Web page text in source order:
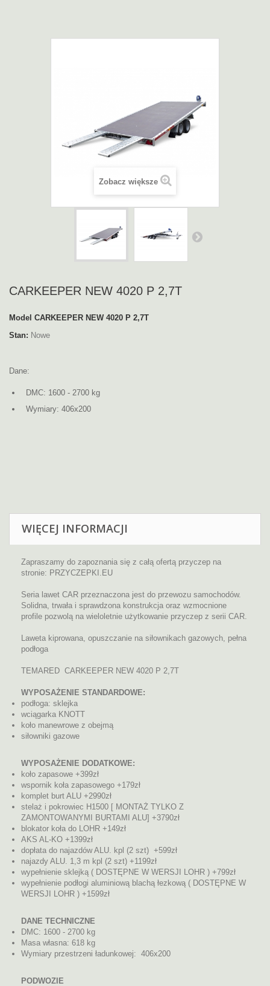
Zobacz większe
CARKEEPER NEW 4020 P 2,7T
Model CARKEEPER NEW 4020 P 2,7T
Stan: Nowe
Dane:
DMC: 1600 - 2700 kg
Wymiary: 406x200
WIĘCEJ INFORMACJI
Zapraszamy do zapoznania się z całą ofertą przyczep na
stronie: PRZYCZEPKI.EU
Seria lawet CAR przeznaczona jest do przewozu samochodów.
Solidna, trwała i sprawdzona konstrukcja oraz wzmocnione
profile pozwolą na wieloletnie użytkowanie przyczep z serii CAR.
Laweta kiprowana, opuszczanie na siłownikach gazowych, pełna
podłoga
TEMARED CARKEEPER NEW 4020 P 2,7T
WYPOSAŻENIE STANDARDOWE:
podłoga: sklejka
wciągarka KNOTT
koło manewrowe z obejmą
siłowniki gazowe
WYPOSAŻENIE DODATKOWE:
koło zapasowe +399zł
wspornik koła zapasowego +179zł
komplet burt ALU +2990zł
stelaż i pokrowiec H1500 [ MONTAŻ TYLKO Z
ZAMONTOWANYMI BURTAMI ALU] +3790zł
blokator koła do LOHR +149zł
AKS AL-KO +1399zł
dopłata do najazdów ALU. kpl (2 szt) +599zł
najazdy ALU. 1,3 m kpl (2 szt) +1199zł
wypełnienie sklejką ( DOSTĘPNE W WERSJI LOHR ) +799zł
wypełnienie podłogi aluminiową blachą łezkową ( DOSTĘPNE W
WERSJI LOHR ) +1599zł
DANE TECHNICZNE
DMC: 1600 - 2700 kg
Masa własna: 618 kg
Wymiary przestrzeni ładunkowej: 406x200
PODWOZIE